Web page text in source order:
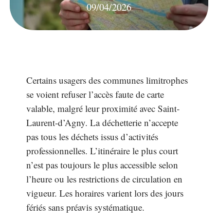
09/04/2026
Certains usagers des communes limitrophes
se voient refuser l’accès faute de carte
valable, malgré leur proximité avec Saint-
Laurent-d’Agny. La déchetterie n’accepte
pas tous les déchets issus d’activités
professionnelles. L’itinéraire le plus court
n’est pas toujours le plus accessible selon
l’heure ou les restrictions de circulation en
vigueur. Les horaires varient lors des jours
fériés sans préavis systématique.